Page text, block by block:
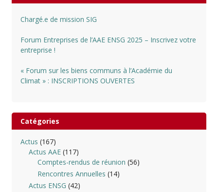
Chargé.e de mission SIG
Forum Entreprises de l’AAE ENSG 2025 – Inscrivez votre
entreprise !
« Forum sur les biens communs à l’Académie du
Climat » : INSCRIPTIONS OUVERTES
Catégories
Actus (167)
Actus AAE (117)
Comptes-rendus de réunion (56)
Rencontres Annuelles (14)
Actus ENSG (42)